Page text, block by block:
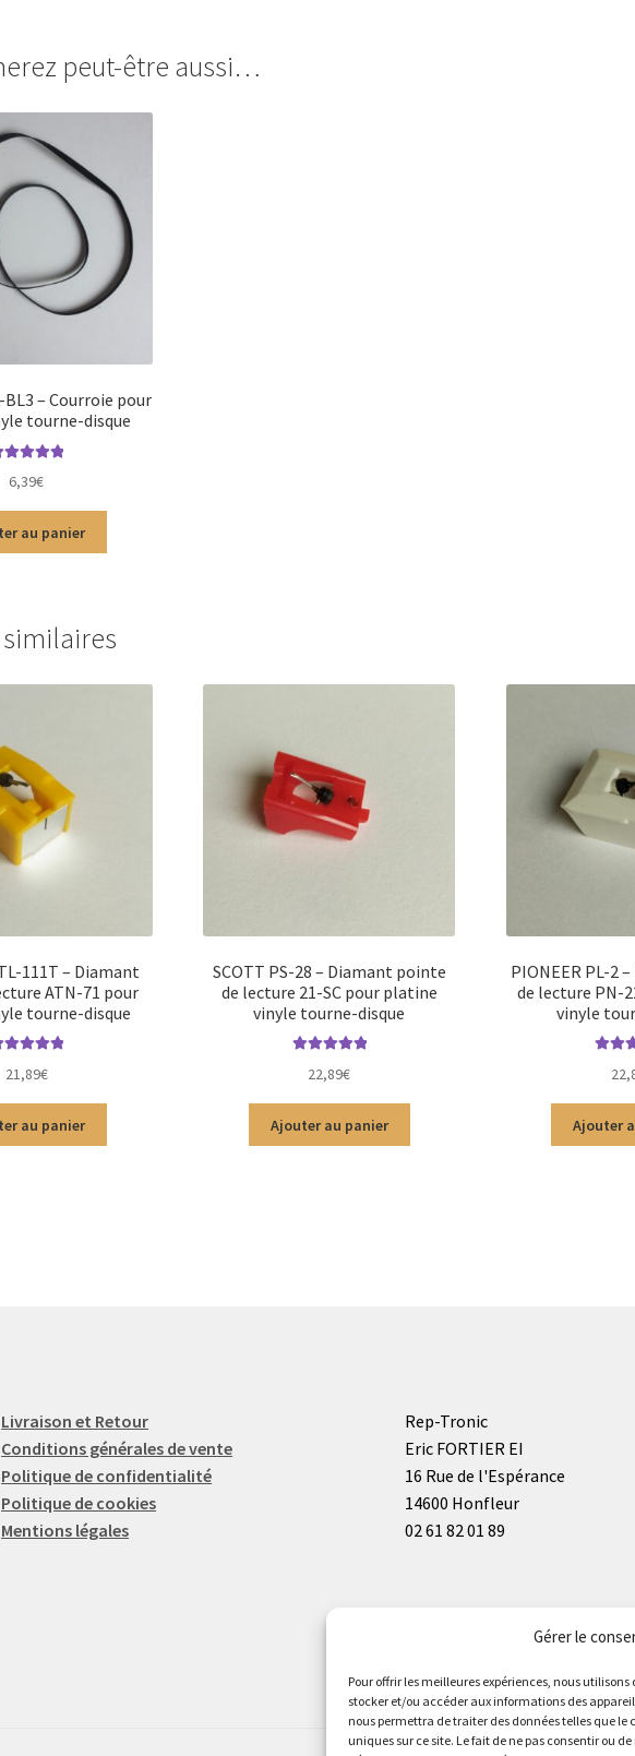
Gérer le
Pour offrir les meilleures expériences, nous
stocker et/ou accéder aux informations des
nous permettra de traiter des données telles que
uniques sur ce site. Le fait de ne pas consentir ou
peut-être aussi…
BL3 – Courroie pour
tourne-disque
6,39€
au panier
111T – Diamant
ATN-71 pour
tourne-disque
5
21,89€
au panier
SCOTT PS-28 – Diamant pointe
de lecture 21-SC pour platine
vinyle tourne-disque
5
22,89€
Ajouter au panier
PIONEER PL-2
de lecture PN-
vinyle
5
Ajouter
Livraison et Retour
Conditions générales de vente
Politique de confidentialité
Politique de cookies
Mentions légales
Rep-Tronic
Eric FORTIER EI
16 Rue de l'Espérance
14600 Honfleur
02 61 82 01 89